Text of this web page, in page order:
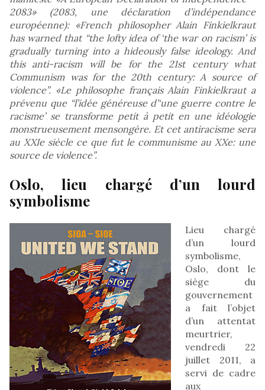
2083» (2083, une déclaration d’indépendance
européenne): «French philosopher Alain Finkielkraut
has warned that “the lofty idea of ‘the war on racism’ is
gradually turning into a hideously false ideology. And
this anti-racism will be for the 21st century what
Communism was for the 20th century: A source of
violence”. «Le philosophe français Alain Finkielkraut a
prévenu que “l’idée généreuse d’‘une guerre contre le
racisme’ se transforme petit à petit en une idéologie
monstrueusement mensongère. Et cet antiracisme sera
au XXIe siècle ce que fut le communisme au XXe: une
source de violence”.
Oslo, lieu chargé d’un lourd
symbolisme
Lieu chargé
d’un lourd
symbolisme,
Oslo, dont le
siège du
gouvernement
a fait l’objet
d’un attentat
meurtrier,
vendredi 22
juillet 2011, a
servi de cadre
aux